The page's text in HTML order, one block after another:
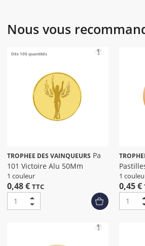
Nous vous
Dès 100 quantités
TROPHEE DES VAINQUEURS
101 Victoire Alu 50Mm
1 couleur
0,48 € TTC
peche
1
0,45 €